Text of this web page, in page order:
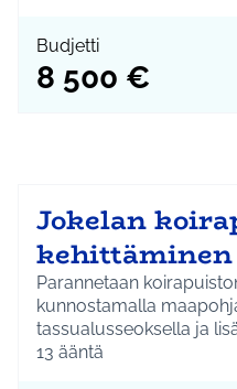
voimin
Budjetti
8 500 €
Jokelan
kehittäminen
Parannetaan
kunnostamalla
tassualusseoksella ja
puunrunkoja virikkeiksi.
13 ääntä